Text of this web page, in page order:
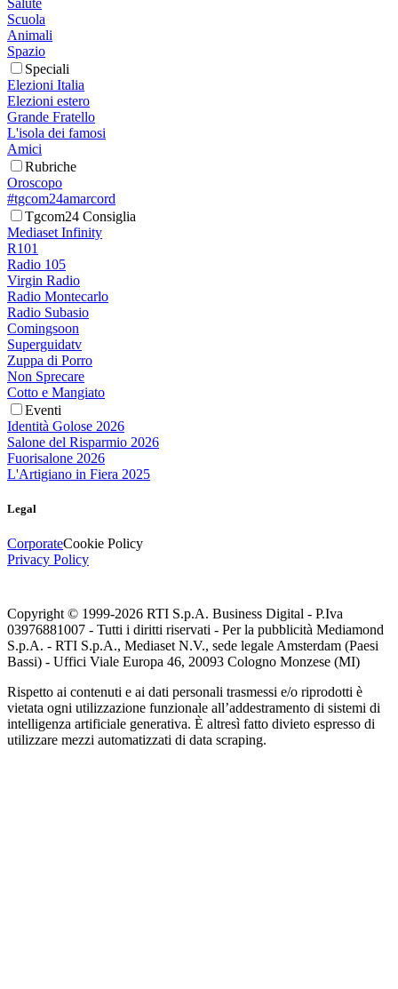
Scuola
Animali
Spazio
Speciali
Elezioni Italia
Elezioni estero
Grande Fratello
L'isola dei famosi
Amici
Rubriche
Oroscopo
#tgcom24amarcord
Tgcom24 Consiglia
Mediaset Infinity
R101
Radio 105
Virgin Radio
Radio Montecarlo
Radio Subasio
Comingsoon
Superguidatv
Zuppa di Porro
Non Sprecare
Cotto e Mangiato
Eventi
Identità Golose 2026
Salone del Risparmio 2026
Fuorisalone 2026
L'Artigiano in Fiera 2025
Legal
CorporateCookie Policy
Privacy Policy
Copyright © 1999-2026 RTI S.p.A. Business Digital - P.Iva
03976881007 - Tutti i diritti riservati - Per la pubblicità Mediamond
S.p.A. - RTI S.p.A., Mediaset N.V., sede legale Amsterdam (Paesi
Bassi) - Uffici Viale Europa 46, 20093 Cologno Monzese (MI)
Rispetto ai contenuti e ai dati personali trasmessi e/o riprodotti è
vietata ogni utilizzazione funzionale all’addestramento di sistemi di
intelligenza artificiale generativa. È altresì fatto divieto espresso di
utilizzare mezzi automatizzati di data scraping.